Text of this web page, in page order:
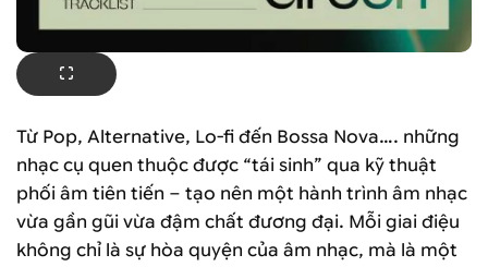
Từ Pop, Alternative, Lo-fi đến Bossa Nova…. những
nhạc cụ quen thuộc được “tái sinh” qua kỹ thuật
phối âm tiên tiến – tạo nên một hành trình âm nhạc
vừa gần gũi vừa đậm chất đương đại. Mỗi giai điệu
không chỉ là sự hòa quyện của âm nhạc, mà là một